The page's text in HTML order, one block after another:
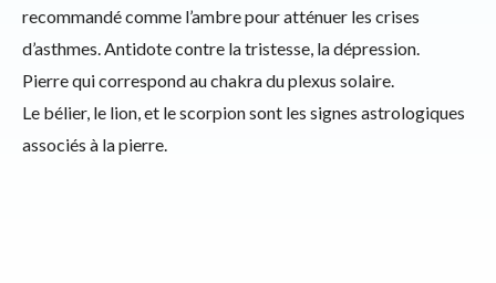
recommandé comme l’ambre pour atténuer les crises
d’asthmes. Antidote contre la tristesse, la dépression.
Pierre qui correspond au chakra du plexus solaire.
Le bélier, le lion, et le scorpion sont les signes astrologiques
associés à la pierre.